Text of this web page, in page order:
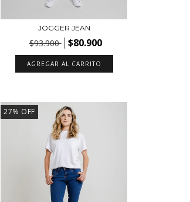
JOGGER JEAN
$93.900 $80.900
AGREGAR AL CARRITO
27% OFF